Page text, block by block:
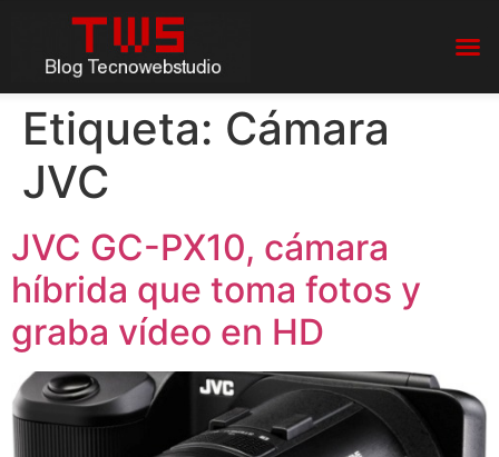
Etiqueta: Cámara
JVC
JVC GC-PX10, cámara
híbrida que toma fotos y
graba vídeo en HD